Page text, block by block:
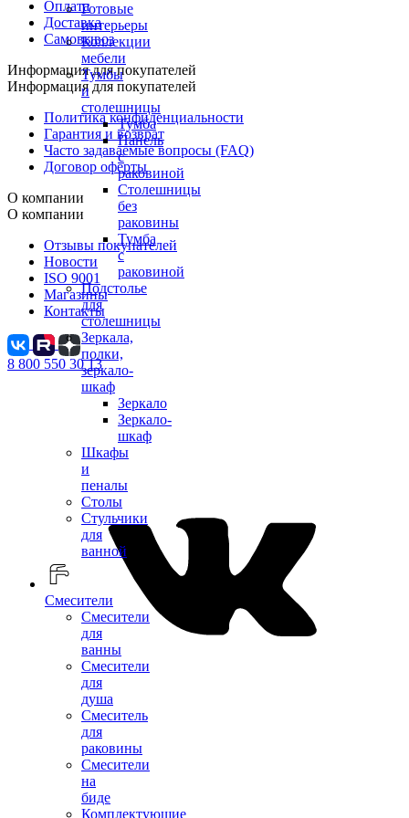
Готовые
интерьеры
Коллекции
мебели
Тумбы
и
столешницы
Тумба
Панель
с
раковиной
Столешницы
без
раковины
Тумба
с
раковиной
Подстолье
для
столешницы
Зеркала,
полки,
зеркало-
шкаф
Зеркало
Зеркало-
шкаф
Шкафы
и
пеналы
Столы
Стульчики
для
ванной
Смесители
Смесители
для
ванны
Смесители
для
душа
Смеситель
для
раковины
Смесители
на
биде
Комплектующие
Оплата
Доставка
Самовывоз
Информация для покупателей
Информация для покупателей
Политика конфиденциальности
Гарантия и возврат
Часто задаваемые вопросы (FAQ)
Договор оферты
О компании
О компании
Отзывы покупателей
Новости
ISO 9001
Магазины
Контакты
8 800 550 30 13